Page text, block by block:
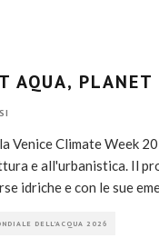
AQUA, PLANET
Venice Climate Week
e all'urbanistica. Il
idriche e con le sue
DELL'ACQUA 2026